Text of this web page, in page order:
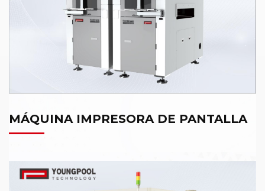
MÁQUINA IMPRESORA DE PANTALLA